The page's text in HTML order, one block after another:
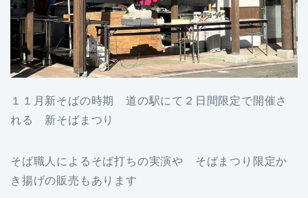
１１月新そばの時期 道の駅にて２日間限定で開催さ
れる 新そばまつり
そば職人によるそば打ちの実演や そばまつり限定か
き揚げの販売もあります